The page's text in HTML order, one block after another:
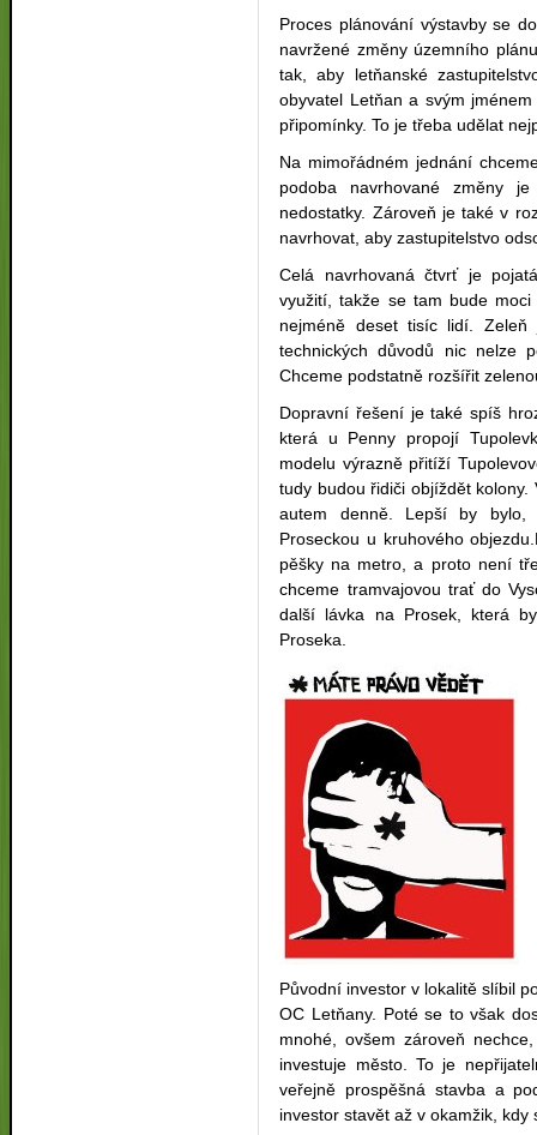
Proces plánování výstavby se
navržené změny územního
tak, aby letňanské
obyvatel Letňan a svým
připomínky. To je třeba udělat
Na mimořádném jednání
podoba navrhované změny
nedostatky. Zároveň je také v
navrhovat, aby zastupitelstvo
Celá navrhovaná čtvrť je
využití, takže se tam bude
nejméně deset tisíc lidí.
technických důvodů nic nelze
Chceme podstatně rozšířit
Dopravní řešení je také spíš
která u Penny propojí
modelu výrazně přitíží
tudy budou řidiči objíždět
autem denně. Lepší by
Proseckou u kruhového
pěšky na metro, a proto není
chceme tramvajovou trať do
další lávka na Prosek, která
Proseka.
Původní investor v lokalitě slíbil
OC Letňany. Poté se to však
mnohé, ovšem zároveň
investuje město. To je
veřejně prospěšná stavba a
investor stavět až v okamžik,